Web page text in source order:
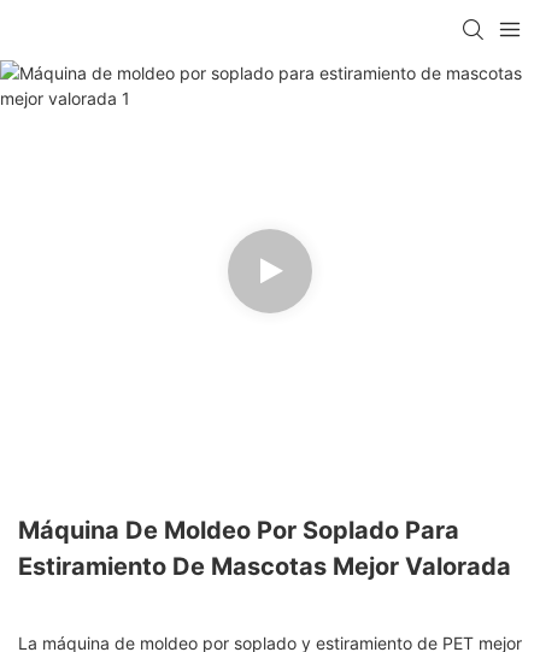
Máquina De Moldeo Por Soplado Para
Estiramiento De Mascotas Mejor Valorada
La máquina de moldeo por soplado y estiramiento de PET mejor